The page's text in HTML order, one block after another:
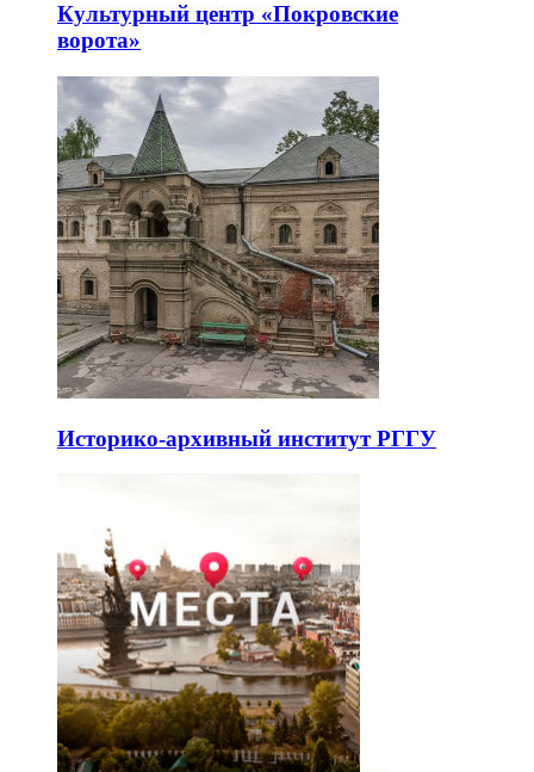
Культурный центр «Покровские
ворота»
Историко-архивный институт РГГУ